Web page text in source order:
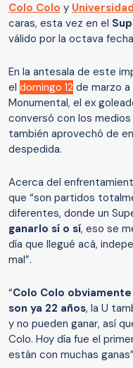
Colo Colo y
caras, esta vez en el
válido por la octava
En la antesala de este
el domingo 12 de marzo a
Monumental, el ex
conversó con los
también aprovechó de
despedida.
Acerca del
que “son partidos
diferentes, donde un
ganarlo sí o sí, eso se
día que llegué acá,
mal”.
“Colo Colo
son ya 22 años, la U
y no pueden ganar, así
Colo. Hoy día fue el
están con muchas